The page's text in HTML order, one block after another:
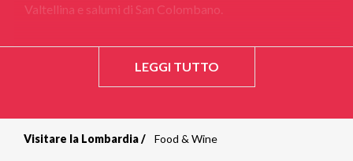
Valtellina e salumi di San Colombano.
LEGGI TUTTO
Visitare la Lombardia Food & Wine